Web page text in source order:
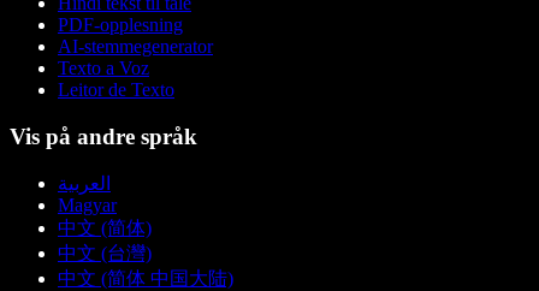
PDF-opplesning
AI-stemmegenerator
Texto a Voz
Leitor de Texto
Vis på andre språk
العربية
Magyar
中文 (简体)
中文 (台灣)
中文 (简体 中国大陆)